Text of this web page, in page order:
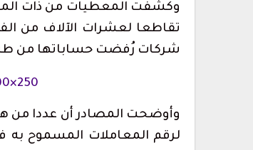
وكشفت المعطيات من ذات
تقاطعا لعشرات الآلاف من
شركات رُفضت حساباتها من
وأوضحت المصادر أن عددا من